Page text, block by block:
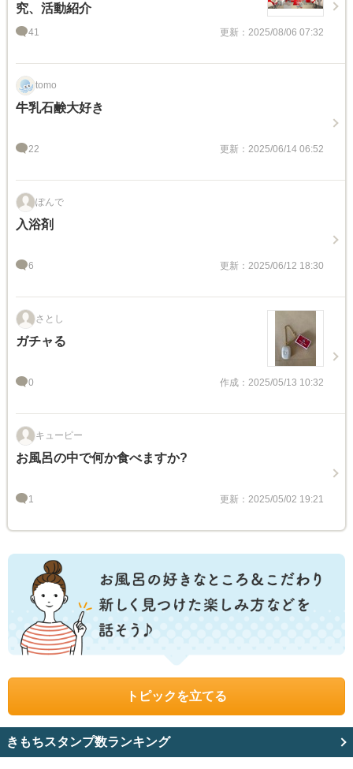
究、活動紹介
41 更新：2025/08/06 07:32
tomo
牛乳石鹸大好き
22 更新：2025/06/14 06:52
ぽんで
入浴剤
6 更新：2025/06/12 18:30
さとし
ガチャる
0 作成：2025/05/13 10:32
キューピー
お風呂の中で何か食べますか?
1 更新：2025/05/02 19:21
トピックを立てる
きもちスタンプ数ランキング